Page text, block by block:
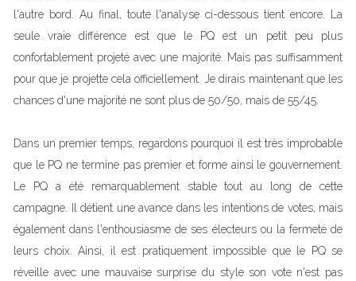
l'autre bord. Au final, toute l'analyse ci-dessous tient encore. La
seule vraie différence est que le PQ est un petit peu plus
confortablement projeté avec une majorité. Mais pas suffisamment
pour que je projette cela officiellement. Je dirais maintenant que les
chances d'une majorité ne sont plus de 50/50, mais de 55/45.
Dans un premier temps, regardons pourquoi il est très improbable
que le PQ ne termine pas premier et forme ainsi le gouvernement.
Le PQ a été remarquablement stable tout au long de cette
campagne. Il détient une avance dans les intentions de votes, mais
également dans l'enthousiasme de ses électeurs ou la fermeté de
leurs choix. Ainsi, il est pratiquement impossible que le PQ se
réveille avec une mauvaise surprise du style son vote n'est pas